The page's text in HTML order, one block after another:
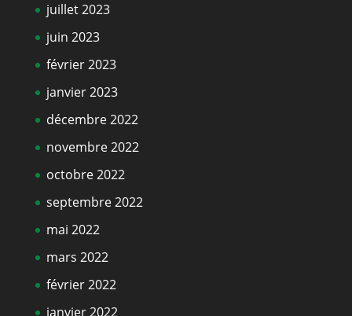
juillet 2023
juin 2023
février 2023
janvier 2023
décembre 2022
novembre 2022
octobre 2022
septembre 2022
mai 2022
mars 2022
février 2022
janvier 2022